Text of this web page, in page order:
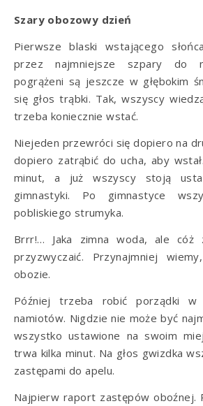
Szary obozowy dzień
Pierwsze blaski wstającego
przez najmniejsze szpary do
pogrążeni są jeszcze w głębokim
się głos trąbki. Tak, wszyscy
trzeba koniecznie wstać.
Niejeden przewróci się dopiero na
dopiero zatrąbić do ucha, aby
minut, a już wszyscy stoją
gimnastyki. Po gimnastyce
pobliskiego strumyka.
Brrr!… Jaka zimna woda, ale cóż
przyzwyczaić. Przynajmniej
obozie.
Później trzeba robić porządki w
namiotów. Nigdzie nie może być
wszystko ustawione na swoim
trwa kilka minut. Na głos gwizdka
zastępami do apelu.
Najpierw raport zastępów oboźnej.